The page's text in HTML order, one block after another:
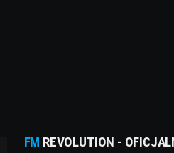
FM REVOLUTION -